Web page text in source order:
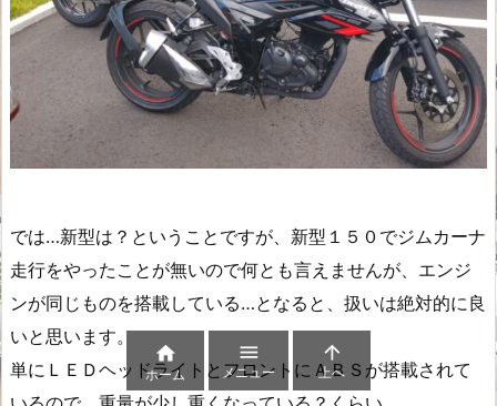
では…新型は？ということですが、新型１５０でジムカーナ
走行をやったことが無いので何とも言えませんが、エンジ
ンが同じものを搭載している…となると、扱いは絶対的に良
いと思います。
単にＬＥＤヘッドライトとフロントにＡＢＳが搭載されて

ホーム

メニュー

上へ